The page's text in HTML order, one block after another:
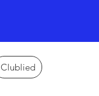
Clublied